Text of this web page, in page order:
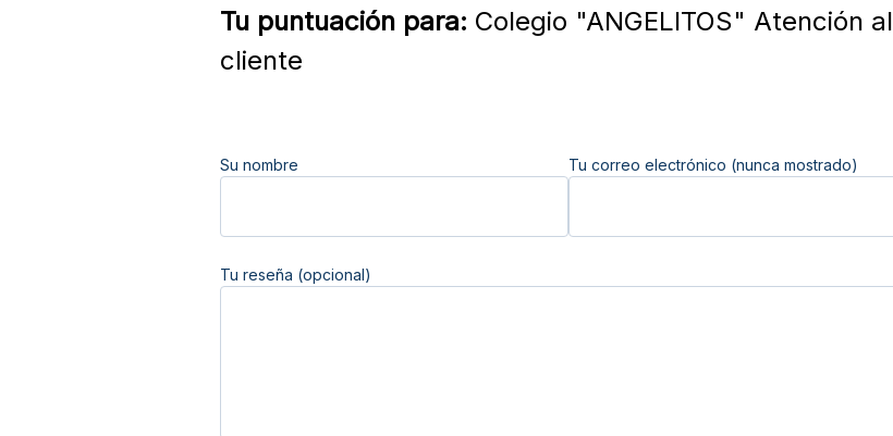
Tu puntuación para: Colegio "ANGELITOS" Atención al
cliente
Su nombre Tu correo electrónico (nunca mostrado)
Tu reseña (opcional)